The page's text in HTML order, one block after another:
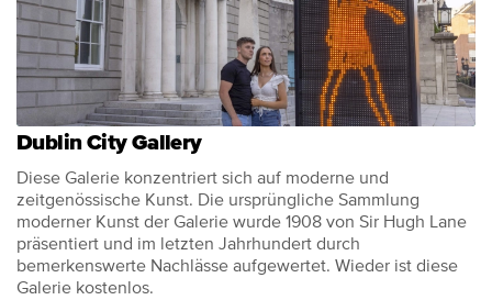
Dublin City Gallery
Diese Galerie konzentriert sich auf moderne und
zeitgenössische Kunst. Die ursprüngliche Sammlung
moderner Kunst der Galerie wurde 1908 von Sir Hugh Lane
präsentiert und im letzten Jahrhundert durch
bemerkenswerte Nachlässe aufgewertet. Wieder ist diese
Galerie kostenlos.